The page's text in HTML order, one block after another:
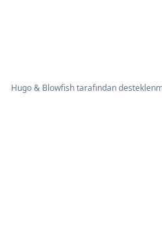
Hugo& Blowfishtarafından